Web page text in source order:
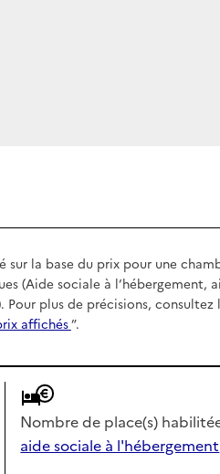
sur la base du prix pour une
(Aide sociale à l’hébergement,
Pour plus de précisions, consultez
affichés”.
Nombre de place(s)
aide sociale à l'hébergement